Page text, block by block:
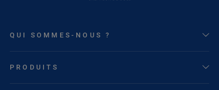
QUI SOMMES-NOUS ?
PRODUITS